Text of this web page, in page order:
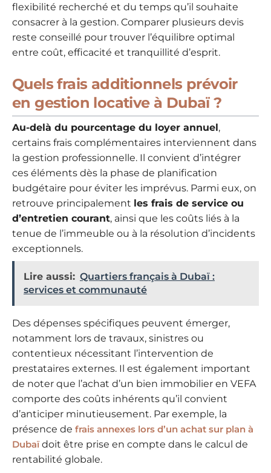
flexibilité recherché et du temps qu’il souhaite
consacrer à la gestion. Comparer plusieurs devis
reste conseillé pour trouver l’équilibre optimal
entre coût, efficacité et tranquillité d’esprit.
Quels frais additionnels prévoir
en gestion locative à Dubaï ?
Au-delà du pourcentage du loyer annuel,
certains frais complémentaires interviennent dans
la gestion professionnelle. Il convient d’intégrer
ces éléments dès la phase de planification
budgétaire pour éviter les imprévus. Parmi eux, on
retrouve principalement les frais de service ou
d’entretien courant, ainsi que les coûts liés à la
tenue de l’immeuble ou à la résolution d’incidents
exceptionnels.
Lire aussi: Quartiers français à Dubaï :
services et communauté
Des dépenses spécifiques peuvent émerger,
notamment lors de travaux, sinistres ou
contentieux nécessitant l’intervention de
prestataires externes. Il est également important
de noter que l’achat d’un bien immobilier en VEFA
comporte des coûts inhérents qu’il convient
d’anticiper minutieusement. Par exemple, la
présence de frais annexes lors d’un achat sur plan à
Dubaï doit être prise en compte dans le calcul de
rentabilité globale.